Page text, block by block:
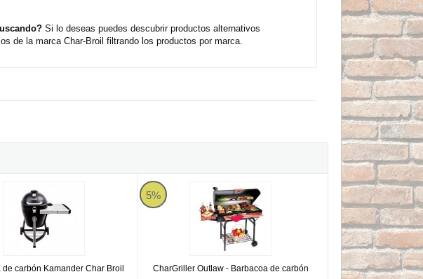
Si lo deseas puedes descubrir productos alternativos
de la marca Char-Broil filtrando los productos por marca.
de carbón Kamander Char Broil
5%
CharGriller Outlaw - Barbacoa de carbón
CharGriller Outlaw - Barbacoa de carbón